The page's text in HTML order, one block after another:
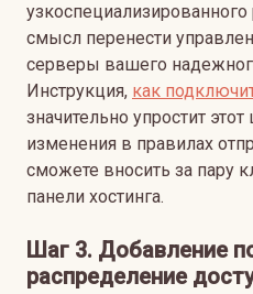
узкоспециализированного
смысл перенести
серверы вашего
Инструкция, как
значительно упростит
изменения в правилах
сможете вносить за пару
панели хостинга.
Шаг 3. Добавление
распределение